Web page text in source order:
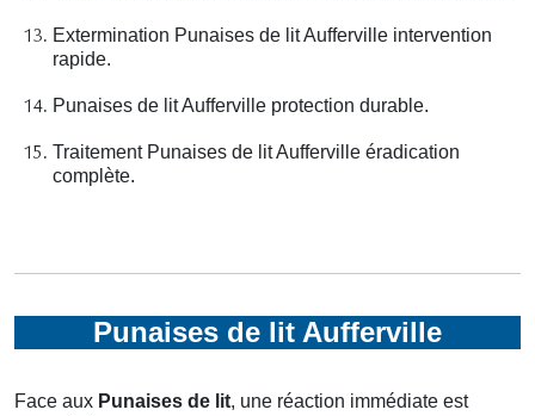
Extermination Punaises de lit Aufferville intervention
rapide.
Punaises de lit Aufferville protection durable.
Traitement Punaises de lit Aufferville éradication
complète.
Punaises de lit Aufferville
Face aux Punaises de lit, une réaction immédiate est